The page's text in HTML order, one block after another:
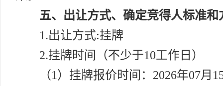
五、出让方式、确定竞得人标准和
1.出让方式:挂牌
2.挂牌时间（不少于10工作日）
（1）挂牌报价时间：2026年07月